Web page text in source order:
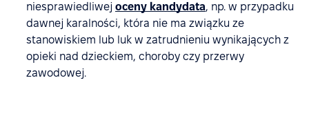
niesprawiedliwej oceny kandydata, np. w przypadku
dawnej karalności, która nie ma związku ze
stanowiskiem lub luk w zatrudnieniu wynikających z
opieki nad dzieckiem, choroby czy przerwy
zawodowej.